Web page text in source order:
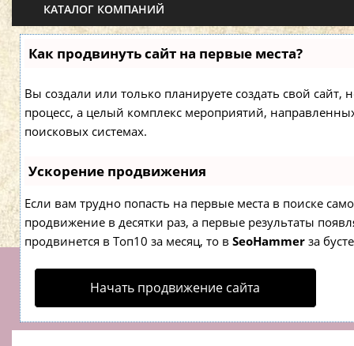
КАТАЛОГ КОМПАНИЙ
Как продвинуть сайт на первые места?
Вы создали или только планируете создать свой сайт,
процесс, а целый комплекс мероприятий,
поисковых системах.
Ускорение продвижения
Если вам трудно попасть на первые места в поиске
продвижение в десятки раз, а первые результаты
продвинется в Топ10 за месяц, то в SeoHammerза
Начать продвижение сайта